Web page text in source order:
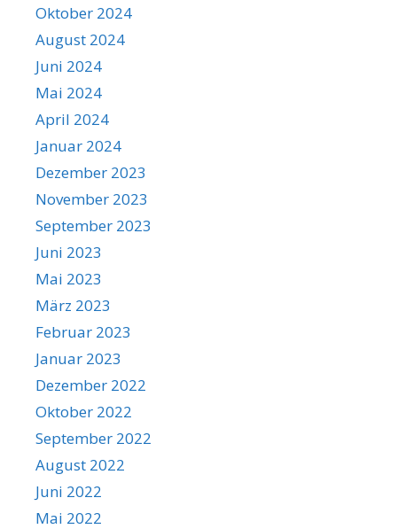
Oktober 2024
August 2024
Juni 2024
Mai 2024
April 2024
Januar 2024
Dezember 2023
November 2023
September 2023
Juni 2023
Mai 2023
März 2023
Februar 2023
Januar 2023
Dezember 2022
Oktober 2022
September 2022
August 2022
Juni 2022
Mai 2022